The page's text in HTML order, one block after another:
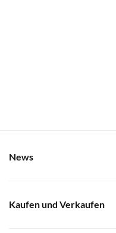
News
Kaufen und Verkaufen